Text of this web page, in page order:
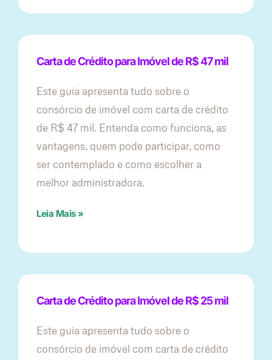
Carta de Crédito para Imóvel de R$ 47 mil
Este guia apresenta tudo sobre o
consórcio de imóvel com carta de crédito
de R$ 47 mil. Entenda como funciona, as
vantagens, quem pode participar, como
ser contemplado e como escolher a
melhor administradora.
Leia Mais »
Carta de Crédito para Imóvel de R$ 25 mil
Este guia apresenta tudo sobre o
consórcio de imóvel com carta de crédito